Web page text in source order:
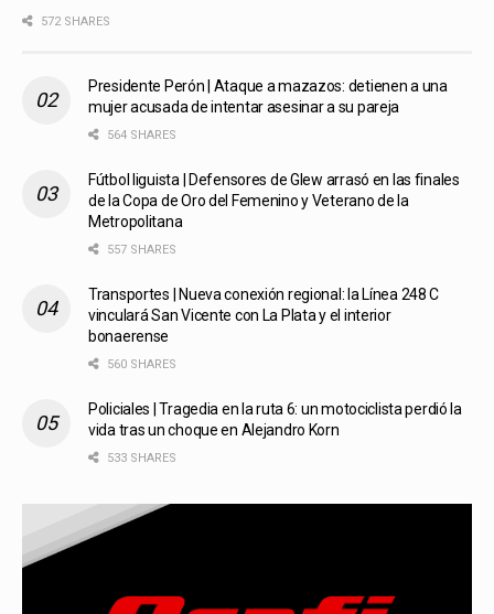
572 SHARES
Presidente Perón | Ataque a mazazos: detienen a una
mujer acusada de intentar asesinar a su pareja
564 SHARES
Fútbol liguista | Defensores de Glew arrasó en las finales
de la Copa de Oro del Femenino y Veterano de la
Metropolitana
557 SHARES
Transportes | Nueva conexión regional: la Línea 248 C
vinculará San Vicente con La Plata y el interior
bonaerense
560 SHARES
Policiales | Tragedia en la ruta 6: un motociclista perdió la
vida tras un choque en Alejandro Korn
533 SHARES